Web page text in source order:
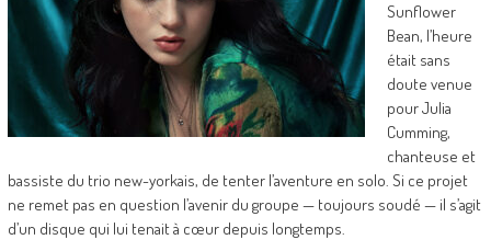
Sunflower
Bean, l’heure
était sans
doute venue
pour Julia
Cumming,
chanteuse et
bassiste du trio new-yorkais, de tenter l’aventure en solo. Si ce projet
ne remet pas en question l’avenir du groupe — toujours soudé — il s’agit
d’un disque qui lui tenait à cœur depuis longtemps.